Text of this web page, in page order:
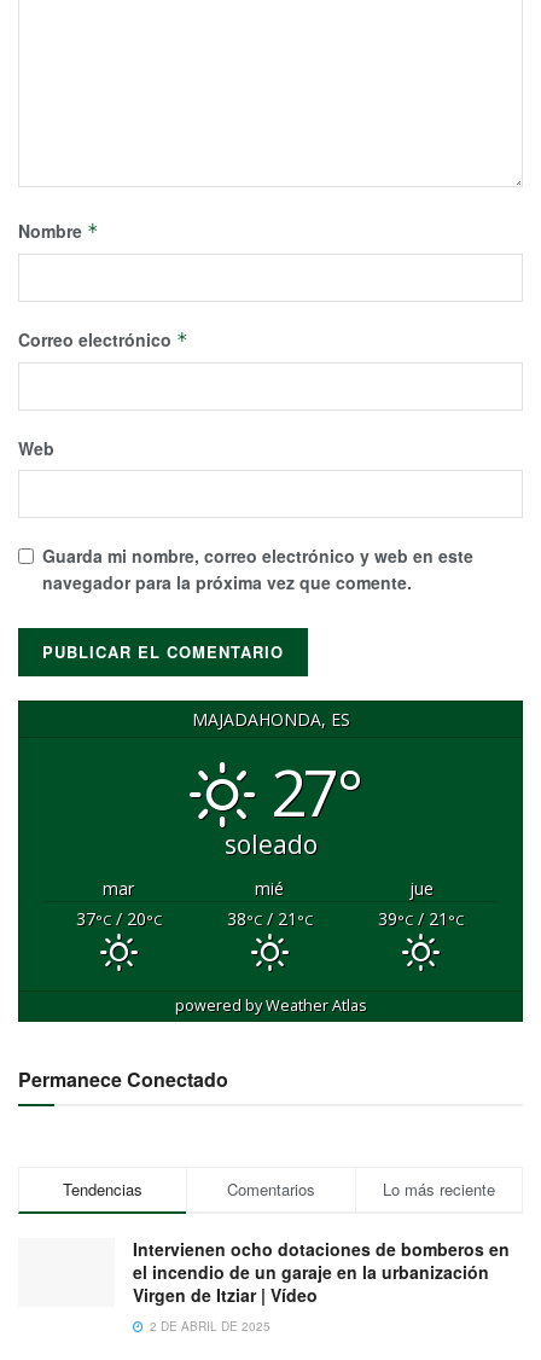
Nombre *
Correo electrónico *
Web
Guarda mi nombre, correo electrónico y web en este
navegador para la próxima vez que comente.
MAJADAHONDA, ES
27°
soleado
mar mié
jue
37°C/ 20°C 38°C/ 21 °C 39°C/ 21 °C
powered byWeather Atlas
Permanece Conectado
Tendencias Comentarios Lo más reciente
Intervienen ocho dotaciones de bomberos en
el incendio de un garaje en la urbanización
Virgen de Itziar | Vídeo
2 DE ABRIL DE 2025